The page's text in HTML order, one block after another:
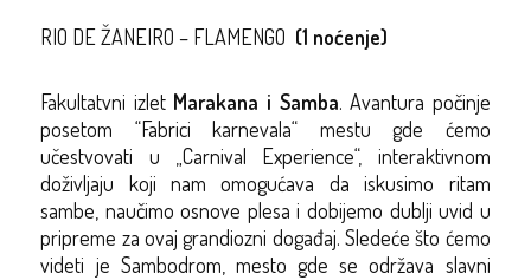
RIO DE ŽANEIRO – FLAMENGO (1 noćenje)
Fakultatvni izlet Marakana i Samba. Avantura počinje
posetom “Fabrici karnevala“ mestu gde ćemo
učestvovati u „Carnival Experience“, interaktivnom
doživljaju koji nam omogućava da iskusimo ritam
sambe, naučimo osnove plesa i dobijemo dublji uvid u
pripreme za ovaj grandiozni događaj. Sledeće što ćemo
videti je Sambodrom, mesto gde se održava slavni